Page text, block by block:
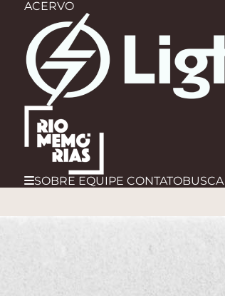
ACERVO
SOBRE EQUIPE CONTATOBUSCA